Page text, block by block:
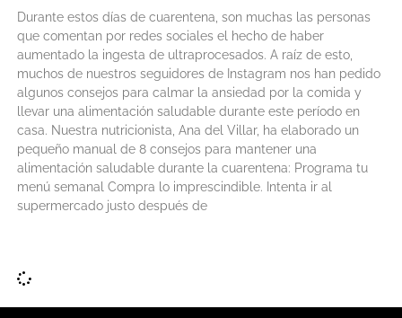
Durante estos días de cuarentena, son muchas las personas
que comentan por redes sociales el hecho de haber
aumentado la ingesta de ultraprocesados. A raíz de esto,
muchos de nuestros seguidores de Instagram nos han pedido
algunos consejos para calmar la ansiedad por la comida y
llevar una alimentación saludable durante este período en
casa. Nuestra nutricionista, Ana del Villar, ha elaborado un
pequeño manual de 8 consejos para mantener una
alimentación saludable durante la cuarentena: Programa tu
menú semanal Compra lo imprescindible. Intenta ir al
supermercado justo después de